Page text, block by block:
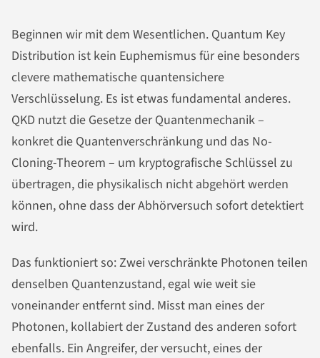
Beginnen wir mit dem Wesentlichen. Quantum Key
Distribution ist kein Euphemismus für eine besonders
clevere mathematische quantensichere
Verschlüsselung. Es ist etwas fundamental anderes.
QKD nutzt die Gesetze der Quantenmechanik –
konkret die Quantenverschränkung und das No-
Cloning-Theorem – um kryptografische Schlüssel zu
übertragen, die physikalisch nicht abgehört werden
können, ohne dass der Abhörversuch sofort detektiert
wird.
Das funktioniert so: Zwei verschränkte Photonen teilen
denselben Quantenzustand, egal wie weit sie
voneinander entfernt sind. Misst man eines der
Photonen, kollabiert der Zustand des anderen sofort
ebenfalls. Ein Angreifer, der versucht, eines der